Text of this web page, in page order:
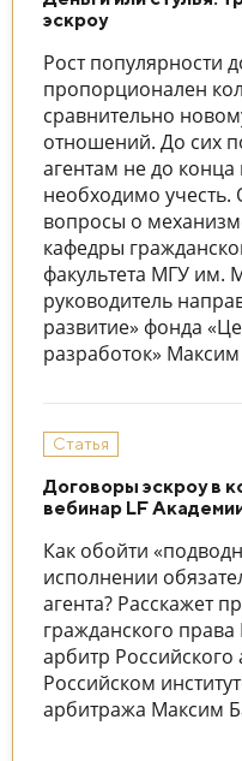
эскроу
Рост популярности
пропорционален
сравнительно
отношений. До сих
агентам не до
необходимо учесть.
вопросы о
кафедры
факультета МГУ им.
руководитель
развитие» фонда
разработок»
Статья
Договоры эскроу в
вебинар LF
Как обойти
исполнении
агента? Расскажет
гражданского
арбитр
Российском
арбитража Максим